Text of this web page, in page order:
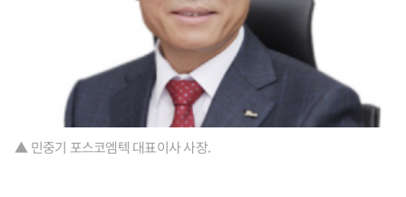
▲ 민중기 포스코엠텍 대표이사 사장.